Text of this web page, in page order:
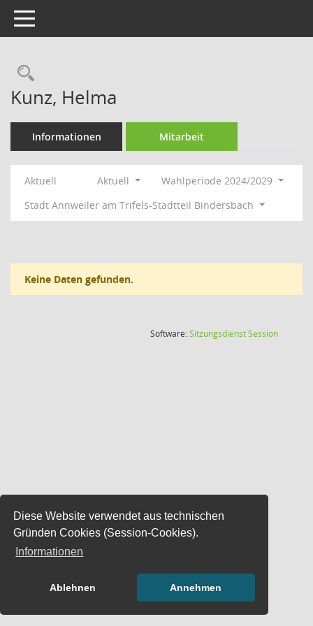
Diese Website verwendet aus technischen
Gründen Cookies (Session-Cookies).
Informationen
Ablehnen Annehmen
Toggle navigation
Rechercheauswahl
Kunz, Helma
Informationen Mitarbeit
Aktuell Aktuell
Wahlperiode 2024/2029
Stadt Annweiler am Trifels-Stadtteil Bindersbach
Keine Daten gefunden.
Software:SitzungsdienstSession(Wird in